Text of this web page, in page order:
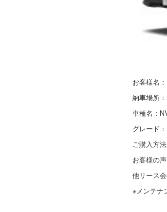
お客様名
納車場所
車種名：
グレード
ご購入方
お客様の
他リース
※メンテナ